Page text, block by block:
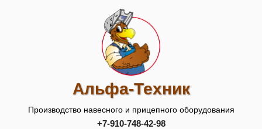
Альфа-Техник
Производство навесного и прицепного оборудования
+7-910-748-42-98